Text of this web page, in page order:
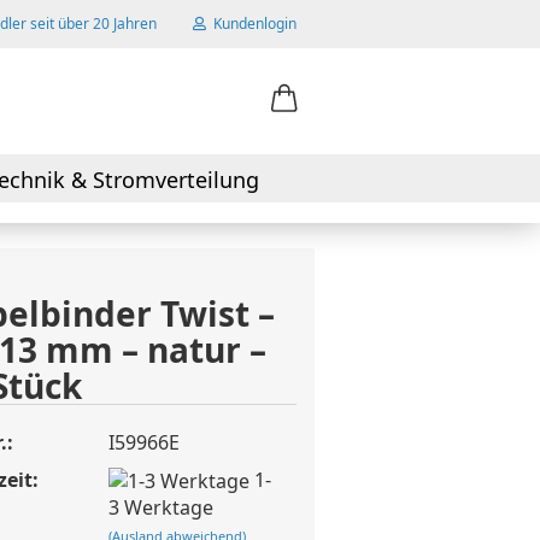
seit über 20 Jahren Kundenlogin
erstellen
& Stromverteilung
Twist –
mm – natur –
I59966E
1-
3 Werktage
(Ausland abweichend)